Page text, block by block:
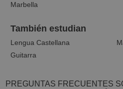
Marbella
También estudian
Lengua Castellana
Guitarra
PREGUNTAS FRECUENTES